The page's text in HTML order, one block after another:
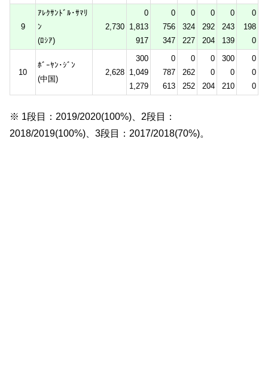
9
ｱﾚｸｻﾝﾄﾞﾙ･ｻﾏﾘ
ﾝ
(ﾛｼｱ)
2,730
0
1,813
917
0
756
347
0
324
227
0
292
204
0
243
139
0
198
0
10
ﾎﾞｰﾔﾝ･ｼﾞﾝ
(中国)
2,628
300
1,049
1,279
0
787
613
0
262
252
0
0
204
300
0
210
0
0
0
※ 1段目：2019/2020(100%)、2段目：
2018/2019(100%)、3段目：2017/2018(70%)。